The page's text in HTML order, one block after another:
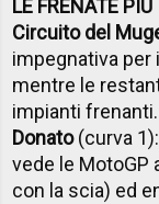
LE FRENATE
Circuito del
impegnativa per
mentre le
impianti frenanti.
Donato(curva
vede le MotoGP
con la scia) ed